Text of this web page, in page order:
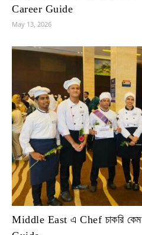
Career Guide
May 13, 2026
Middle East এ Chef চাকরি